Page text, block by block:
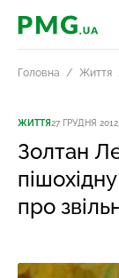
PMG.ua
Головна Життя
ЖИТТЯ27 ГРУДНЯ
Золтан
про